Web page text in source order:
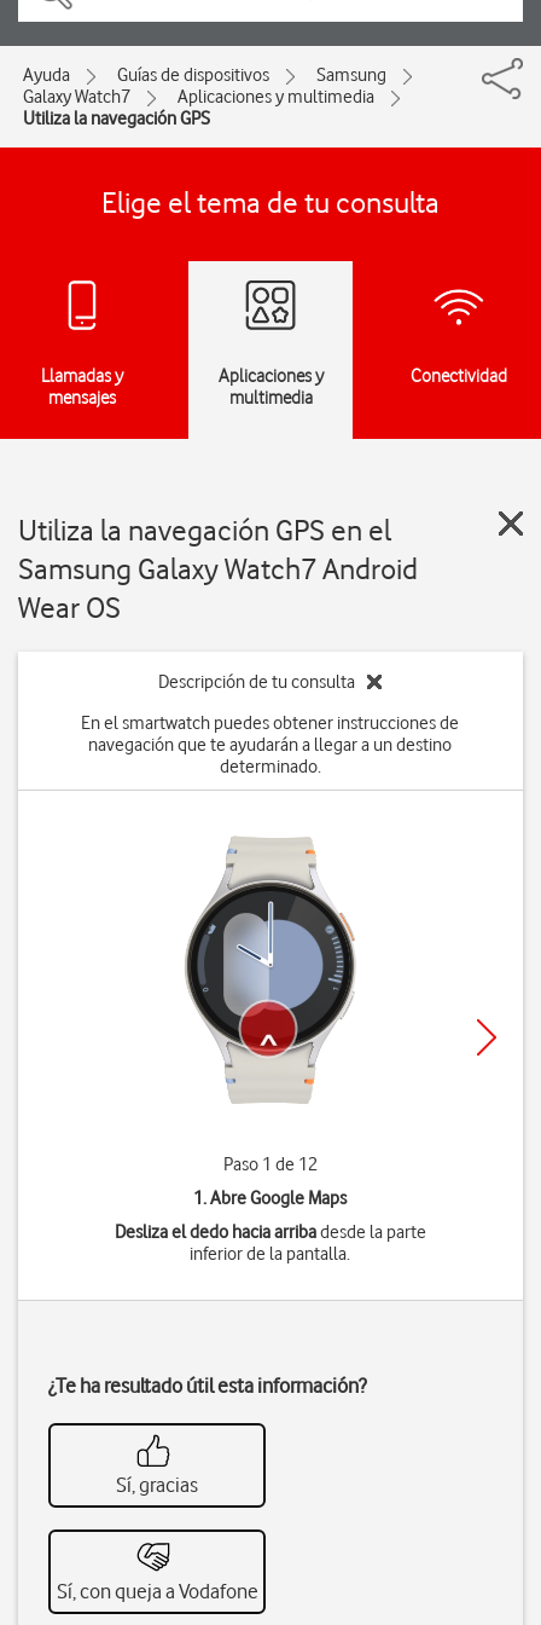
Ayuda Guías de dispositivos
Samsung
Galaxy Watch7
Aplicaciones y multimedia
Utiliza la navegación GPS
Elige el tema de tu consulta
Llamadas y
mensajes
Aplicaciones y
multimedia
Conectividad
Utiliza la navegación GPS en el
Samsung Galaxy Watch7 Android
Wear OS
Descripción de tu consulta
En el smartwatch puedes obtener instrucciones de
navegación que te ayudarán a llegar a un destino
determinado.
Paso 1 de 12
1. Abre Google Maps
Desliza el dedo hacia arribadesde la parte
inferior de la pantalla.
¿Te ha resultado útil esta información?
Sí, gracias
Sí, con queja a Vodafone